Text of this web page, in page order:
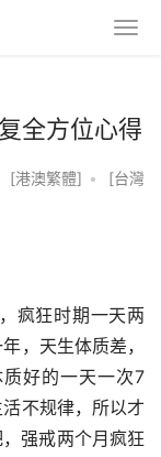
全方位心得
[港澳繁體] •
[台灣
疯狂时期一天两
，天生体质差，
好的一天一次7
不规律，所以才
强戒两个月疯狂